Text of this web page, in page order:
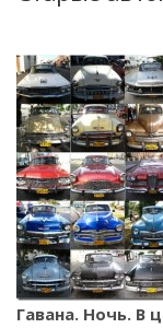
Гавана. Ночь. В